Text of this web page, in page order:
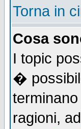
Torna in
Cosa
I topic
�
ragioni,